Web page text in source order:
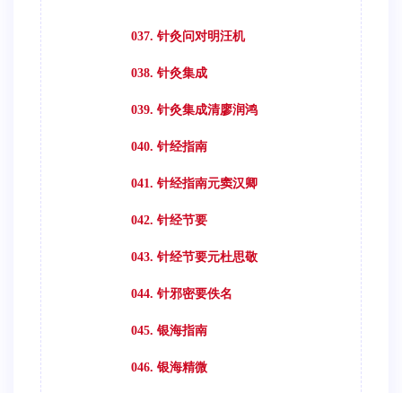
037. 针灸问对明汪机
038. 针灸集成
039. 针灸集成清廖润鸿
040. 针经指南
041. 针经指南元窦汉卿
042. 针经节要
043. 针经节要元杜思敬
044. 针邪密要佚名
045. 银海指南
046. 银海精微